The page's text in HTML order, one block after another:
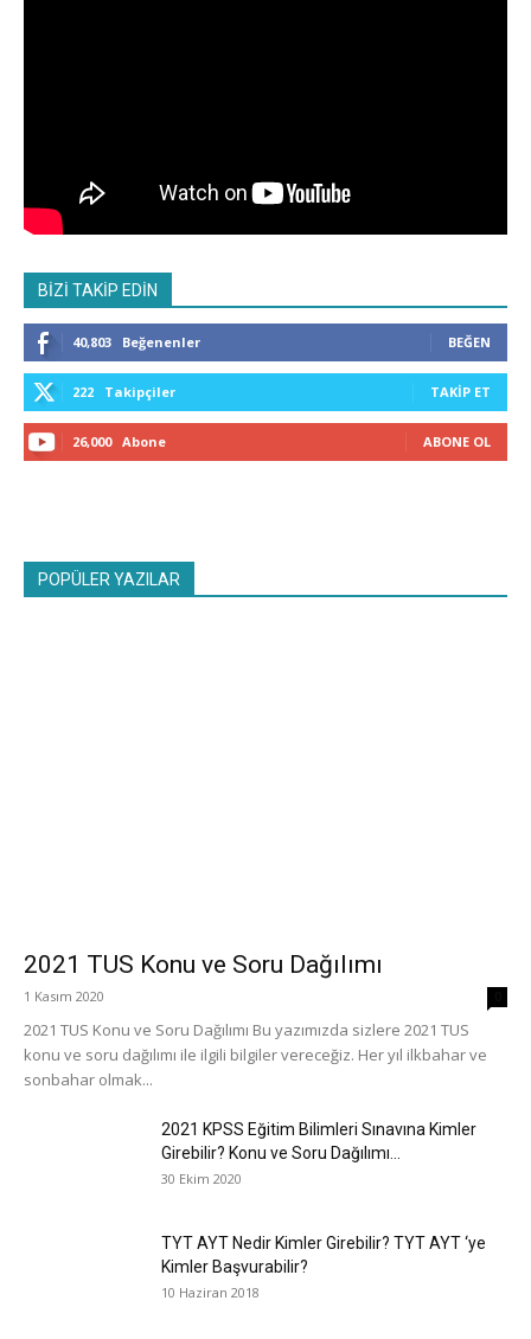
BİZİ TAKİP EDİN
40,803 Beğenenler BEĞEN
222 Takipçiler TAKIP ET
26,000 Abone ABONE OL
POPÜLER YAZILAR
2021 TUS Konu ve Soru Dağılımı
1 Kasım 2020
2021 TUS Konu ve Soru Dağılımı Bu yazımızda sizlere 2021 TUS
konu ve soru dağılımı ile ilgili bilgiler vereceğiz. Her yıl ilkbahar ve
sonbahar olmak...
2021 KPSS Eğitim Bilimleri Sınavına Kimler
Girebilir? Konu ve Soru Dağılımı...
30 Ekim 2020
TYT AYT Nedir Kimler Girebilir? TYT AYT ‘ye
Kimler Başvurabilir?
10 Haziran 2018